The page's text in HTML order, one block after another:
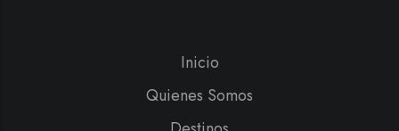
Inicio
Quienes Somos